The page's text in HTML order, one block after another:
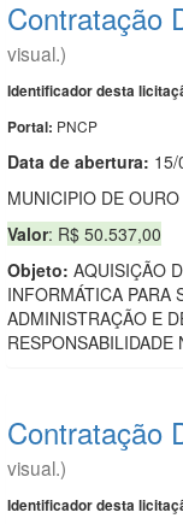
Contratação
visual.)
Identificador desta
Portal: PNCP
Data de abertura:
MUNICIPIO DE
Valor: R$ 50.537,00
Objeto: AQUISIÇÃO
INFORMÁTICA PARA
ADMINISTRAÇÃO E
RESPONSABILIDADE
Contratação
visual.)
Identificador desta